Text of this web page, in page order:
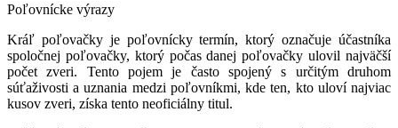
Poľovnícke výrazy
Kráľ poľovačky je poľovnícky termín, ktorý označuje účastníka
spoločnej poľovačky, ktorý počas danej poľovačky ulovil najväčší
počet zveri. Tento pojem je často spojený s určitým druhom
súťaživosti a uznania medzi poľovníkmi, kde ten, kto uloví najviac
kusov zveri, získa tento neoficiálny titul.